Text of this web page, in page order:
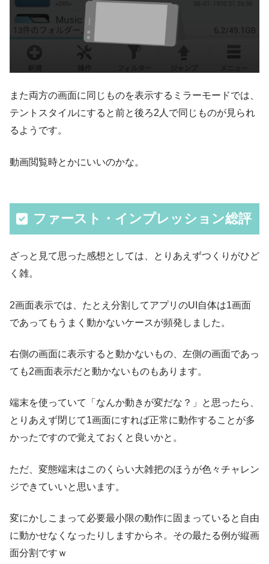
また両方の画面に同じものを表示するミラーモードでは、
テントスタイルにすると前と後ろ2人で同じものが見られ
るようです。
動画閲覧時とかにいいのかな。
ファースト・インプレッション総評
ざっと見て思った感想としては、とりあえずつくりがひど
く雑。
2画面表示では、たとえ分割してアプリのUI自体は1画面
であってもうまく動かないケースが頻発しました。
右側の画面に表示すると動かないもの、左側の画面であっ
ても2画面表示だと動かないものもあります。
端末を使っていて「なんか動きが変だな？」と思ったら、
とりあえず閉じて1画面にすれば正常に動作することが多
かったですので覚えておくと良いかと。
ただ、変態端末はこのくらい大雑把のほうが色々チャレン
ジできていいと思います。
変にかしこまって必要最小限の動作に固まっていると自由
に動かせなくなったりしますからネ。その最たる例が縦画
面分割ですｗ